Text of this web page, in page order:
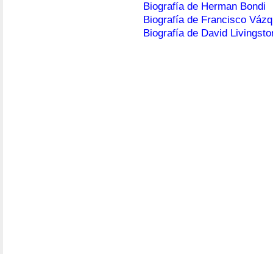
Biografía de Herman Bondi
Biografía de Francisco
Biografía de David